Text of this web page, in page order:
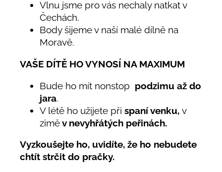
Vlnu jsme pro vás nechaly natkat v
Čechách.
Body šijeme v naší malé dílně na
Moravě.
VAŠE DÍTĚ HO VYNOSÍ NA MAXIMUM
Bude ho mít nonstop podzimu až do
jara.
V létě ho užijete při spaní venku, v
ziměv nevyhřátých peřinách.
Vyzkoušejte ho, uvidíte, že ho nebudete
chtít strčit do pračky.